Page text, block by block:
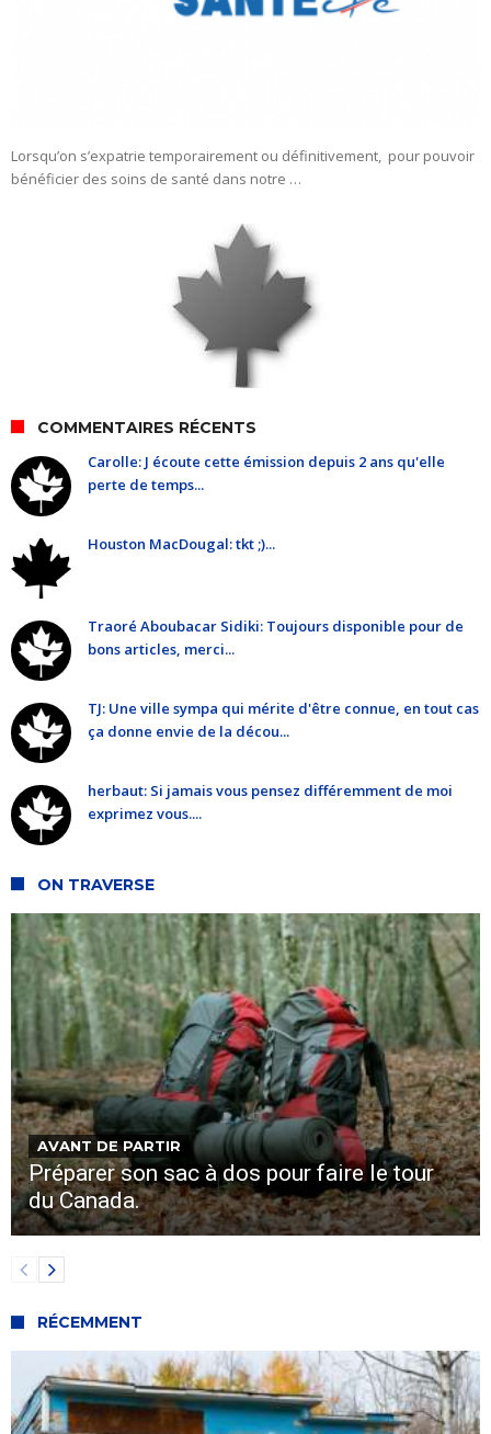
Lorsqu’on s’expatrie temporairement ou définitivement, pour pouvoir
bénéficier des soins de santé dans notre …
COMMENTAIRES RÉCENTS
Carolle: J écoute cette émission depuis 2 ans qu'elle
perte de temps...
Houston MacDougal: tkt ;)...
Traoré Aboubacar Sidiki: Toujours disponible pour de
bons articles, merci...
TJ: Une ville sympa qui mérite d'être connue, en tout cas
ça donne envie de la décou...
herbaut: Si jamais vous pensez différemment de moi
exprimez vous....
ON TRAVERSE
AVANT DE PARTIR
Préparer son sac à dos pour faire le tour
du Canada.
RÉCEMMENT